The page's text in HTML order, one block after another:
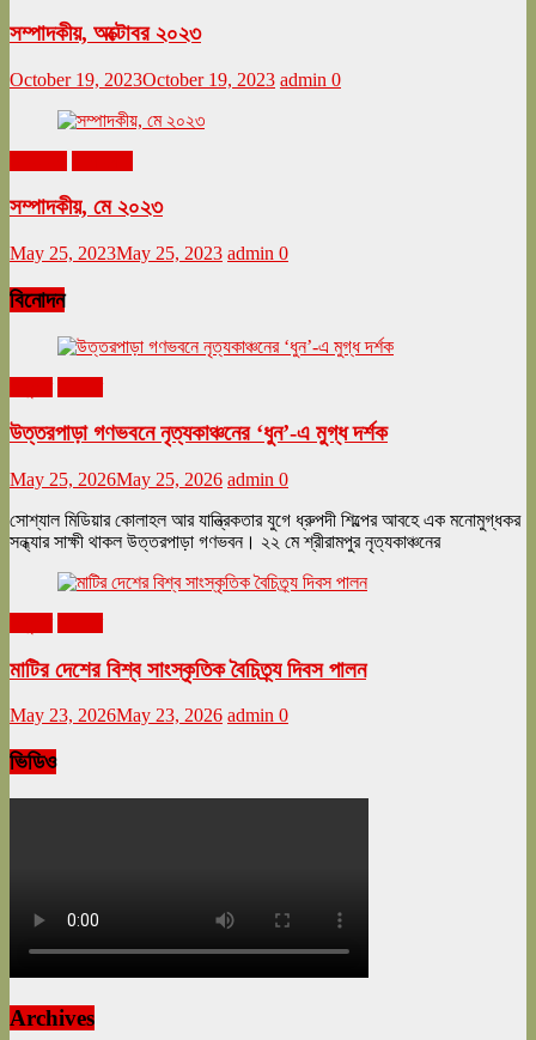
সম্পাদকীয়, অক্টোবর ২০২৩
October 19, 2023October 19, 2023 admin 0
সম্পাদকীয়, মে ২০২৩
May 25, 2023May 25, 2023 admin 0
বিনোদন
উত্তরপাড়া গণভবনে নৃত্যকাঞ্চনের ‘ধুন’-এ মুগ্ধ দর্শক
May 25, 2026May 25, 2026 admin 0
সোশ্যাল মিডিয়ার কোলাহল আর যান্ত্রিকতার যুগে ধ্রুপদী শিল্পের আবহে এক মনোমুগ্ধকর
সন্ধ্যার সাক্ষী থাকল উত্তরপাড়া গণভবন। ২২ মে শ্রীরামপুর নৃত্যকাঞ্চনের
মাটির দেশের বিশ্ব সাংস্কৃতিক বৈচিত্র্য দিবস পালন
May 23, 2026May 23, 2026 admin 0
ভিডিও
Archives